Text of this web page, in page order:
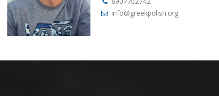
info@greekpolish.org